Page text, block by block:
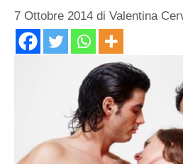
7 Ottobre 2014 di Valentina